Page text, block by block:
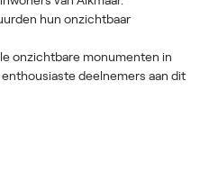
hun onzichtbaar
onzichtbare monumenten in
deelnemers aan dit